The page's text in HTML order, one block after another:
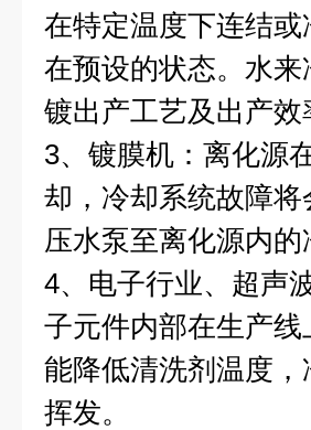
在特定温度下连结
在预设的状态。水
镀出产工艺及出产
3、镀膜机：离化源
却，冷却系统故障
压水泵至离化源内
4、电子行业、超声
子元件内部在生产线
能降低清洗剂温度
挥发。